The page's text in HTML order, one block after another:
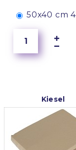
50x40 cm
Kiesel